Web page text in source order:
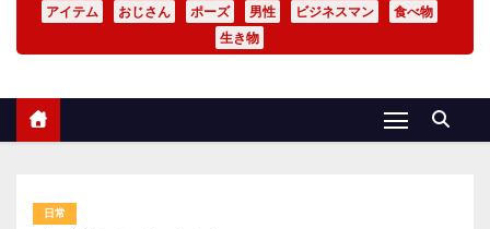
アイテム おじさん ポーズ 男性 ビジネスマン
食べ物
生き物
日常